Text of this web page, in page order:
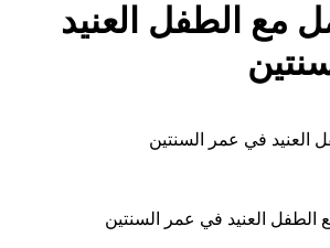
مع الطفل العنيد
العنيد في عمر السنتين
الطفل العنيد في عمر السنتين